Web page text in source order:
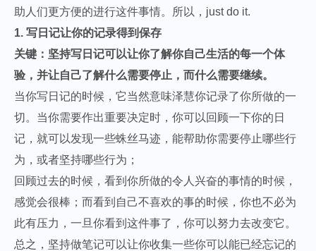
助人们更方便的进行这件事情。所以，just do it.
1. 写日记让你的记录得到保存
关键：坚持写日记可以让你了解你自己生活的每一个体
验，并让自己了解什么需要停止，而什么需要继续。
当你写日记的时候，它当然意味泽慧你记录了你所做的一
切。当你需要作出重要决定时，你可以回顾一下你的日
记，就可以发现一些蛛丝马迹，能帮助你需要停止哪些行
为，或者坚持哪些行为；
回顾过去的时候，看到你所做的令人兴奋的事情的时候，
感觉会很棒；而看到自己不喜欢的事的时候，你也不必为
此有压力，一旦你看到这件事了，你可以努力去改变它。
总之，坚持做笔记可以让你收集一些你可以能已经忘记的